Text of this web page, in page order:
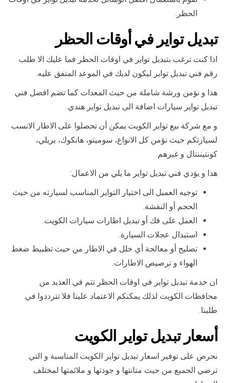
الحظر.
تبديل تواير في أوقات الحظر
اذا كنت ترغب بتبديل تواير في اوقات الحظر فما عليك الا طلب
رقم فني تبديل تواير ليكون لديك في الموعد المتفق عليه.
هذا و نؤمن ورشة شاملة من حيث المعدات كما تضم افضل فني
تبديل تواير سيارات اضافة الى تبديل تواير هندي.
و مع شركة بيع تواير الكويت يمكن أن تحصلوا على الاطار الانسب
لسيارتكم حيث نؤمن كل الانواع، سوميتو، هانكوك، بريلي،
كونتيننتال و غيرهم.
هذا و يؤدي فني تبديل تواير ما يلي من الاعمال:
توجيه العميل الى اختيار التواير المناسب لسيارته من حيث
الحجم أو النقشة.
العمل على فك أو تبديل اطارات سيارات الكويت.
استبدال عجلات السيارة.
تصليح أو معالجة أي خلل في الاطار من حيث تظبيط ضغط
الهواء و ترصيص الاطارات.
ان خدمة تبديل تواير في اوقات الحظر تتم في العديد من
محافظات الكويت لذلك يمكنكم الاعتماد علينا فلا تترددوا في
طلبنا.
أسعار تبديل تواير الكويت
نحرص على توفير اسعار تبديل تواير الكويت المناسبة و التي
ترضي الجميع من حيث متانتها و جودتها و ملائمتها لمختلف